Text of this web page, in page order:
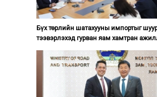
Бүх төрлийн шатахууны импортыг
тээвэрлэхэд гурван яам хамтран